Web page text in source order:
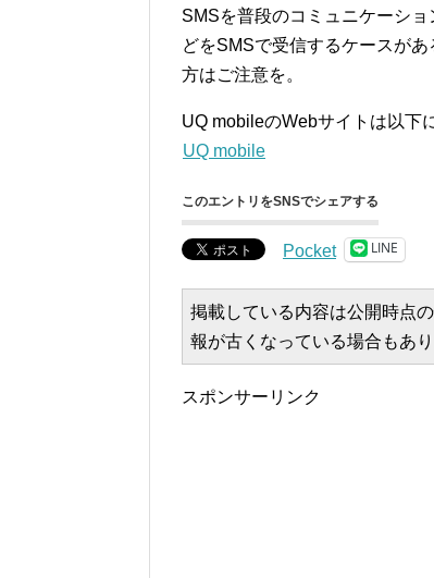
SMSを普段のコミュニケーシ
どをSMSで受信するケースが
方はご注意を。
UQ mobileのWebサイトは以下
UQ mobile
このエントリをSNSでシェアする
Pocket LINE
掲載している内容は公開時点
報が古くなっている場合もあ
スポンサーリンク